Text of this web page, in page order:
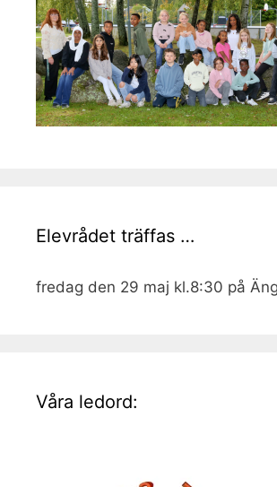
Elevrådet träffas …
fredag den 29 maj kl.8:30 på
Våra ledord: